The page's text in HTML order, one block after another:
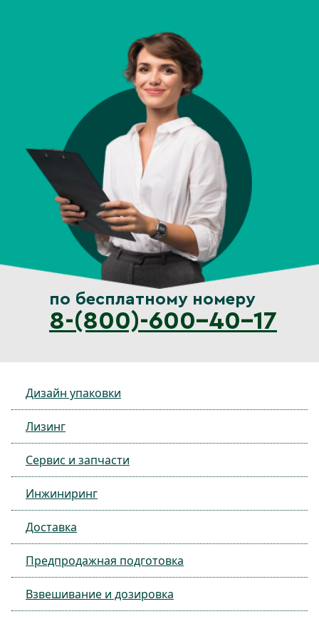
по бесплатному номеру
8-(800)-600-40-17
Дизайн упаковки
Лизинг
Сервис и запчасти
Инжиниринг
Доставка
Предпродажная подготовка
Взвешивание и дозировка